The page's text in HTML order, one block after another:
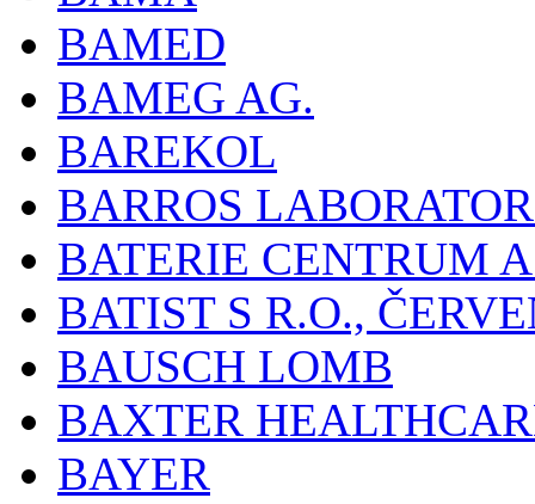
BAMED
BAMEG AG.
BAREKOL
BARROS
BATERIE CENTRUM
BATIST S R.O.,
BAUSCH LOMB
BAXTER
BAYER